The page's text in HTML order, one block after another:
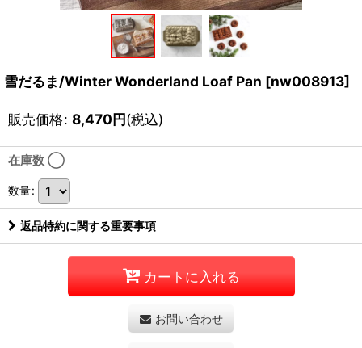
雪だるま/Winter Wonderland Loaf Pan [nw008913]
販売価格: 8,470円(税込)
在庫数 ◯
数量:
返品特約に関する重要事項
カートに入れる
お問い合わせ